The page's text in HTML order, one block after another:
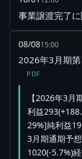
事業譲渡完了
08/0815:00
2026年3月期第
PDF
【2026年3
利益
29%]純利益
3月期通期予
1020(-5.7%)